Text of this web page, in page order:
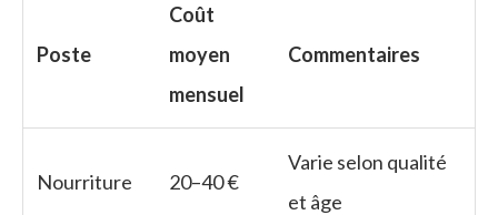
Poste
Coût
moyen
mensuel
Commentaires
Nourriture 20–40 €
Varie selon qualité
et âge